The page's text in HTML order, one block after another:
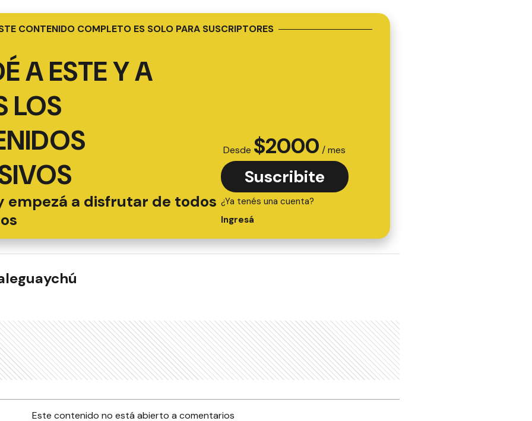
CONTENIDO COMPLETO ES SOLO PARA SUSCRIPTORES
A ESTE Y A
LOS
empezá a disfrutar de todos
Desde $2000 / mes
Suscribite
¿Ya tenés una cuenta?
Ingresá
Este contenido no está abierto a comentarios